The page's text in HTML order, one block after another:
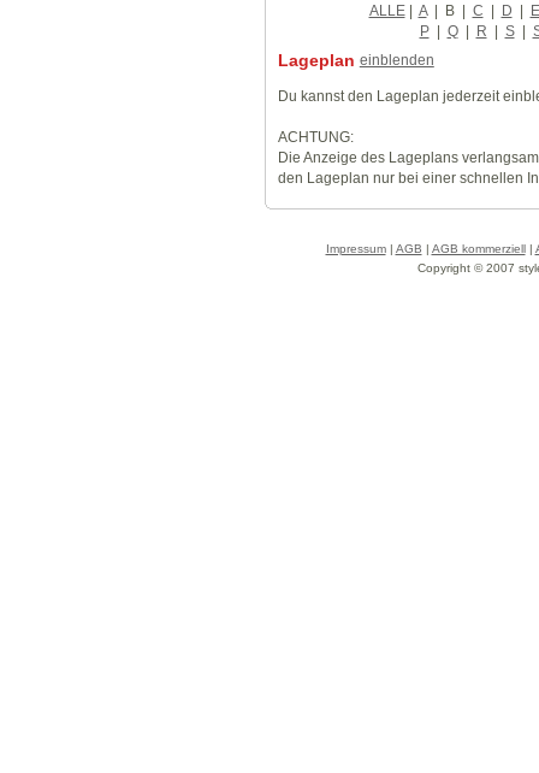
ALLE| A | B| C | D | E
P | Q | R | S |
Lageplan einblenden
Du kannst den Lageplan jederzeit
ACHTUNG:
Die Anzeige des Lageplans
den Lageplan nur bei einer schnellen
Impressum| AGB | AGB kommerziell|
Copyright © 2007